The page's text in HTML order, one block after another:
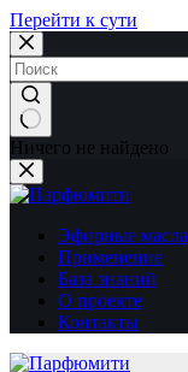
Перейти к сути
Ничего не найдено
Эфирные масла
Применение
База знаний
О проекте
Контакты